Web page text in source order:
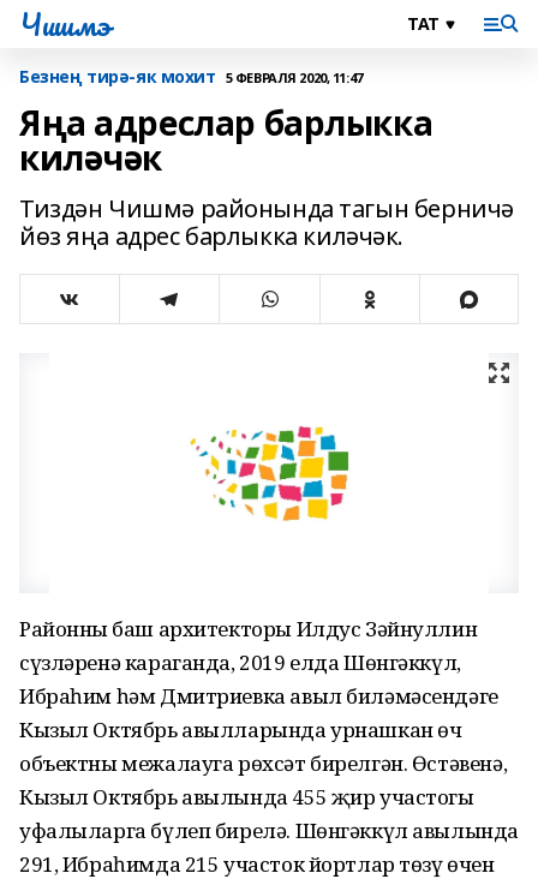
Чишмэ
Безнең тирә-як мохит 5 ФЕВРАЛЯ 2020, 11:47
Яңа адреслар барлыкка
киләчәк
Тиздән Чишмә районында тагын берничә
йөз яңа адрес барлыкка киләчәк.
Районның баш архитекторы Илдус Зәйнуллин
сүзләренә караганда, 2019 елда Шөнгәккүл,
Ибраһим һәм Дмитриевка авыл биләмәсендәге
Кызыл Октябрь авылларында урнашкан өч
объектны межалауга рөхсәт бирелгән. Өстәвенә,
Кызыл Октябрь авылында 455 җир участогы
уфалыларга бүлеп бирелә. Шөнгәккүл авылында
291, Ибраһимда 215 участок йортлар төзү өчен